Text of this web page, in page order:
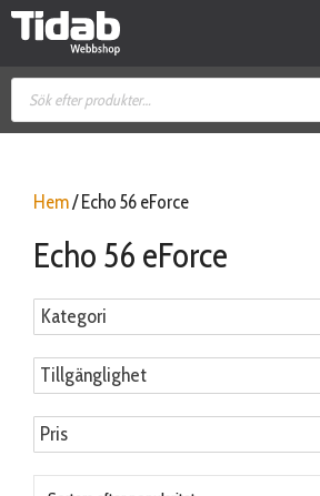
Hoppa
Produktsökning
Hem/ Echo 56 eForce
Echo 56 eForce
Kategori
Tillgänglighet
Pris